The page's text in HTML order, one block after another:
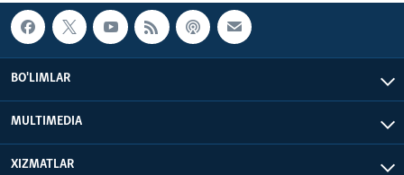
BO'LIMLAR
MULTIMEDIA
XIZMATLAR